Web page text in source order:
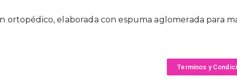
ortopédico, elaborada con espuma aglomerada para
Terminos y